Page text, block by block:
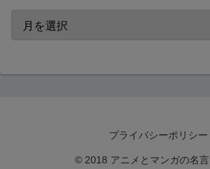
プライバシーポリシー
© 2018 アニメとマンガの名言